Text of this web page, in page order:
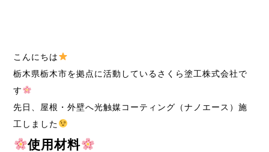
こんにちは
栃木県栃木市を拠点に活動しているさくら塗工株式会社で
す
先日、屋根・外壁へ光触媒コーティング（ナノエース）施
工しました
使用材料